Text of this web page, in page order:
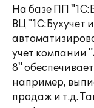
На базе ПП
ВЦ "1С:Бухучет
учет компании
8"
например,
продаж и т.д.